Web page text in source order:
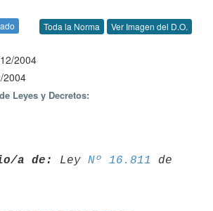
Toda la Norma Ver Imagen del D.O.
2004
2004
Leyes y Decretos:
a de: Ley Nº 16.811
de